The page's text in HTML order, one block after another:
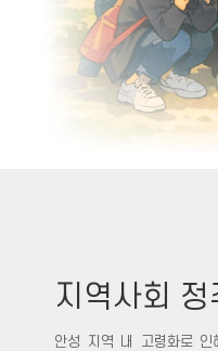
지역사회
안성 지역 내 고령화로